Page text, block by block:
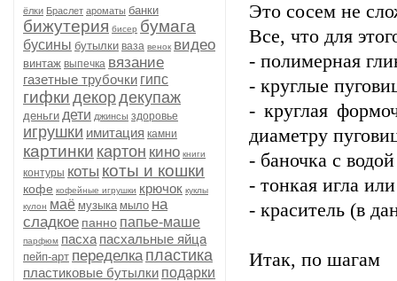
ёлки Браслет ароматы банки
бижутерия бисер бумага
бусины бутылки ваза венок видео
винтаж выпечка вязание
газетные трубочки гипс
гифки декордекупаж
деньги дети джинсы здоровье
игрушки имитация камни
картинки картон кино книги
контуры коты коты и кошки
кофе кофейные игрушки крючок куклы
кулон маё музыка мыло на
сладкое панно папье-маше
парфюм пасха пасхальные яйца
пейп-арт переделка пластика
пластиковые бутылки подарки
Это сосем не
Все, что для
- полимерная
- круглые
- круглая
диаметру
- баночка с водой
- тонкая игла
- краситель (в
Итак,